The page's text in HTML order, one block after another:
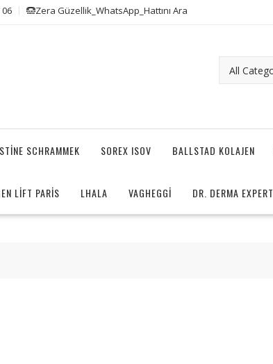
06 Zera Güzellik_WhatsApp_Hattını Ara
SCHRAMMEK SOREX ISOV BALLSTAD KOLAJEN
LIFT PARIS LHALA VAGHEGGI DR. DERMA EXPERT